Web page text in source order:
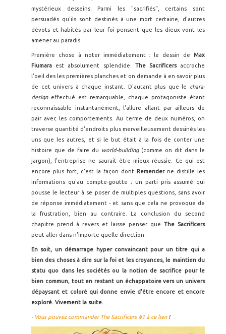
mystérieux desseins. Parmi les "sacrifiés", certains sont
persuadés qu'ils sont destinés à une mort certaine, d'autres
dévots et habités par leur foi pensent que les dieux vont les
amener au paradis.
Première chose à noter immédiatement : le dessin de Max
Fiumara est absolument splendide. The Sacrificers accroche
l'oeil des les premières planches et on demande à en savoir plus
de cet univers à chaque instant. D'autant plus que le chara-
design effectué est remarquable, chaque protagoniste étant
reconnaissable instantanément, l'allure allant par ailleurs de
pair avec les comportements. Au terme de deux numéros, on
traverse quantité d'endroits plus merveilleusement dessinés les
uns que les autres, et si le but était à la fois de conter une
histoire que de faire du world-building (comme on dit dans le
jargon), l'entreprise ne saurait être mieux réussie. Ce qui est
encore plus fort, c'est la façon dont Remender ne distille les
informations qu'au compte-goutte ; un parti pris assumé qui
pousse le lecteur à se poser de multiples questions, sans avoir
de réponse immédiatement - et sans que cela ne provoque de
la frustration, bien au contraire. La conclusion du second
chapitre prend à revers et laisse penser que The Sacrificers
peut aller dans n'importe quelle direction.
En soit, un démarrage hyper convaincant pour un titre qui a
bien des choses à dire sur la foi et les croyances, le maintien du
statu quo dans les sociétés ou la notion de sacrifice pour le
bien commun, tout en restant un échappatoire vers un univers
dépaysant et coloré qui donne envie d'être encore et encore
exploré. Vivement la suite.
- Vous pouvez commander The Sacrificers #1 à ce lien!